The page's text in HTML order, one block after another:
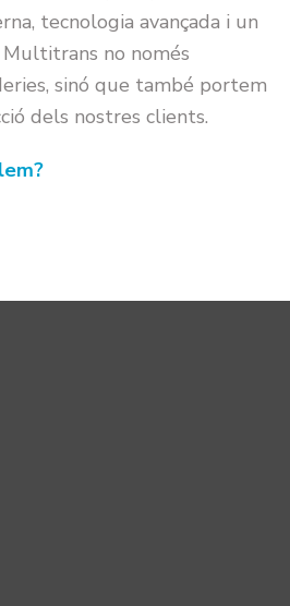
tecnologia avançada i un
no només
sinó que també portem
dels nostres clients.